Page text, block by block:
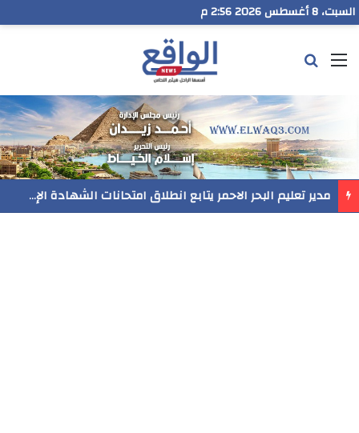
السبت، 8 أغسطس 2026 2:56 م
القائمة
مدير تعليم البحر الاحمر يتابع انطلاق امتحانات الشهادة الإعدادية ويؤكد: الانضباط